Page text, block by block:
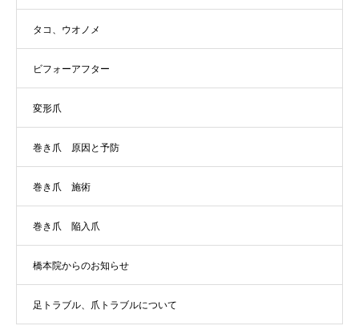
タコ、ウオノメ
ビフォーアフター
変形爪
巻き爪 原因と予防
巻き爪 施術
巻き爪 陥入爪
橋本院からのお知らせ
足トラブル、爪トラブルについて